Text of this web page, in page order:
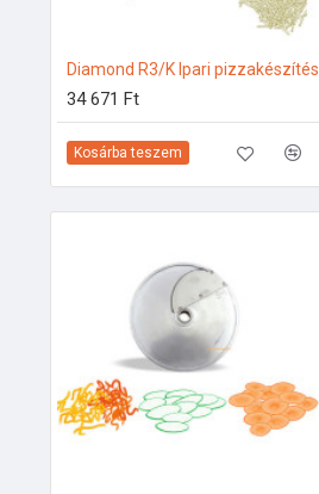
Diamond R3/K Ipari pizzakészítés
34 671 Ft
Kosárba teszem